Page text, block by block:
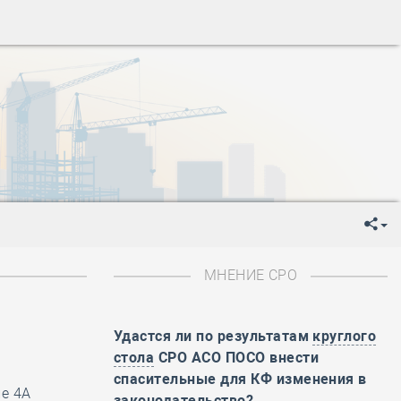
День Государственного флага Российской Федерации
-День знаний
День сотрудника органов внутренних дел РФ
День полного освобождения Ленинграда от фашистской
Весны и Труда
Победы!
День Государственного флага Российской Федерации
День полного освобождения Ленинграда от фашистской
Победы!
4А
МНЕНИЕ СРО
Удастся ли по результатам круглого
стола СРО АСО ПОСО внести
спасительные для КФ изменения в